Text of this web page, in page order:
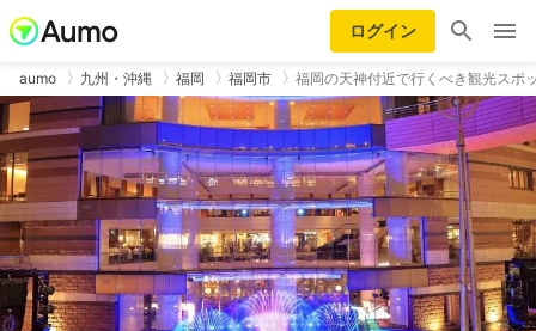
ログイン
aumo 九州・沖縄 福岡 福岡市 福岡の天神付近で行くべき観光スポ